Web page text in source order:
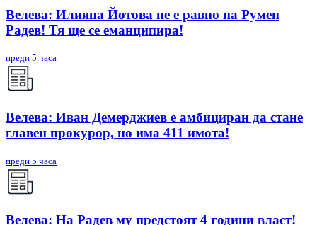
Велева: Илияна Йотова не е равно на Румен
Радев! Тя ще се еманципира!
преди 5 часа
Велева: Иван Демерджиев е амбициран да стане
главен прокурор, но има 411 имота!
преди 5 часа
Велева: На Радев му предстоят 4 години власт!